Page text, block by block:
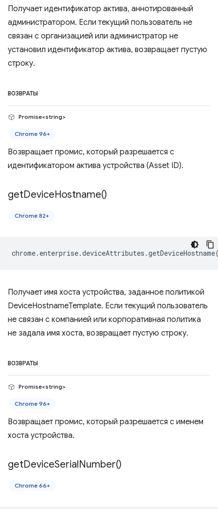
Получает идентификатор актива, аннотированный
администратором. Если текущий пользователь не
связан с организацией или администратор не
установил идентификатор актива, возвращает пустую
строку.
ВОЗВРАТЫ
Promise<string>
Chrome 96+
Возвращает промис, который разрешается с
идентификатором актива устройства (Asset ID).
getDeviceHostname()
Chrome 82+
chrome. enterprise.deviceAttributes .getDeviceHostname
Получает имя хоста устройства, заданное политикой
DeviceHostnameTemplate. Если текущий пользователь
не связан с компанией или корпоративная политика
не задала имя хоста, возвращает пустую строку.
ВОЗВРАТЫ
Promise<string>
Chrome 96+
Возвращает промис, который разрешается с именем
хоста устройства.
getDeviceSerialNumber()
Chrome 66+